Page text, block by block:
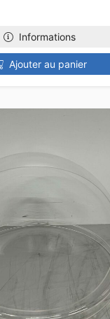
Informations
Ajouter au panier